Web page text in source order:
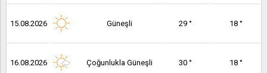
15.08.2026 Güneşli 29 ° 18 °
16.08.2026 Çoğunlukla Güneşli 30 ° 18 °